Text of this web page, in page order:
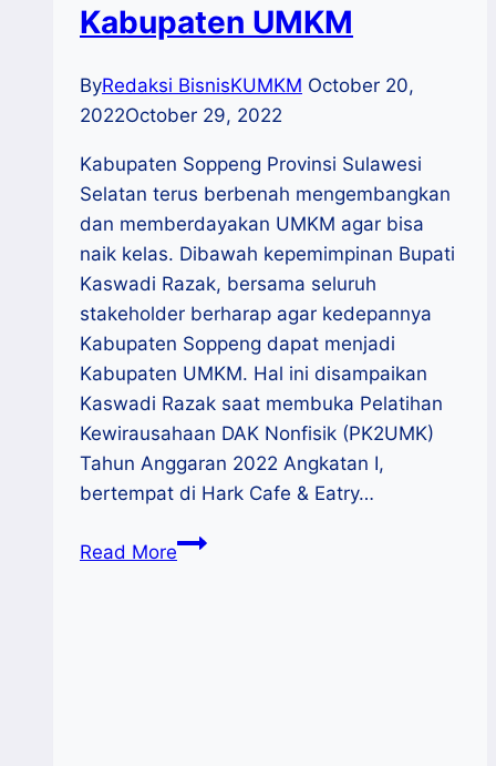
Kabupaten UMKM
ByRedaksi BisnisKUMKM October 20,
2022October 29, 2022
Kabupaten Soppeng Provinsi Sulawesi
Selatan terus berbenah mengembangkan
dan memberdayakan UMKM agar bisa
naik kelas. Dibawah kepemimpinan Bupati
Kaswadi Razak, bersama seluruh
stakeholder berharap agar kedepannya
Kabupaten Soppeng dapat menjadi
Kabupaten UMKM. Hal ini disampaikan
Kaswadi Razak saat membuka Pelatihan
Kewirausahaan DAK Nonfisik (PK2UMK)
Tahun Anggaran 2022 Angkatan I,
bertempat di Hark Cafe & Eatry…
Read MoreKabupaten